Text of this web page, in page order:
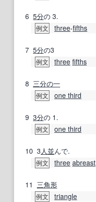
6 5分の 3.
例文 three‐fifths
7 5分の3
例文 three fifths
8 三分の一
例文 one third
9 3分の 1.
例文 one third
10 3人並んで.
例文 three abreast
11 三角形
例文 triangle